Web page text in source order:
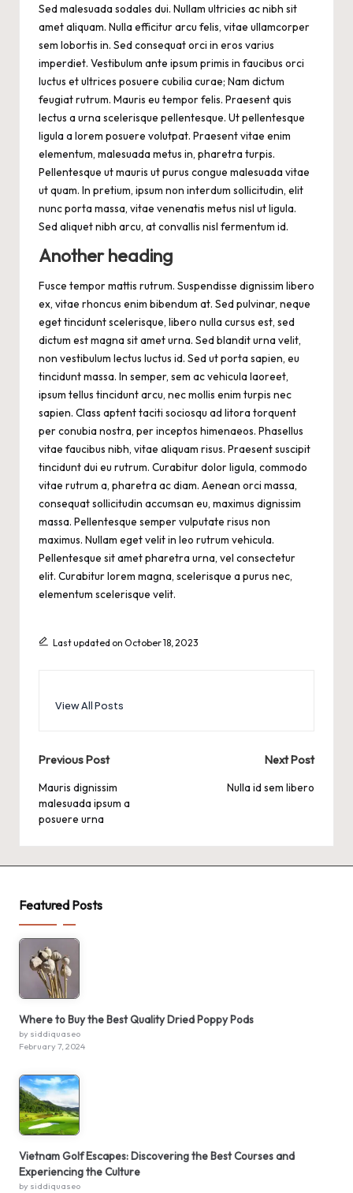
Sed malesuada sodales dui. Nullam ultricies ac nibh sit
amet aliquam. Nulla efficitur arcu felis, vitae ullamcorper
sem lobortis in. Sed consequat orci in eros varius
imperdiet. Vestibulum ante ipsum primis in faucibus orci
luctus et ultrices posuere cubilia curae; Nam dictum
feugiat rutrum. Mauris eu tempor felis. Praesent quis
lectus a urna scelerisque pellentesque. Ut pellentesque
ligula a lorem posuere volutpat. Praesent vitae enim
elementum, malesuada metus in, pharetra turpis.
Pellentesque ut mauris ut purus congue malesuada vitae
ut quam. In pretium, ipsum non interdum sollicitudin, elit
nunc porta massa, vitae venenatis metus nisl ut ligula.
Sed aliquet nibh arcu, at convallis nisl fermentum id.
Another heading
Fusce tempor mattis rutrum. Suspendisse dignissim libero
ex, vitae rhoncus enim bibendum at. Sed pulvinar, neque
eget tincidunt scelerisque, libero nulla cursus est, sed
dictum est magna sit amet urna. Sed blandit urna velit,
non vestibulum lectus luctus id. Sed ut porta sapien, eu
tincidunt massa. In semper, sem ac vehicula laoreet,
ipsum tellus tincidunt arcu, nec mollis enim turpis nec
sapien. Class aptent taciti sociosqu ad litora torquent
per conubia nostra, per inceptos himenaeos. Phasellus
vitae faucibus nibh, vitae aliquam risus. Praesent suscipit
tincidunt dui eu rutrum. Curabitur dolor ligula, commodo
vitae rutrum a, pharetra ac diam. Aenean orci massa,
consequat sollicitudin accumsan eu, maximus dignissim
massa. Pellentesque semper vulputate risus non
maximus. Nullam eget velit in leo rutrum vehicula.
Pellentesque sit amet pharetra urna, vel consectetur
elit. Curabitur lorem magna, scelerisque a purus nec,
elementum scelerisque velit.
Last updated on October 18, 2023
View All Posts
Post
navigation
Previous Post
Mauris dignissim
malesuada ipsum a
posuere urna
Next Post
Nulla id sem libero
Featured Posts
Where to Buy the Best Quality Dried Poppy Pods
by siddiquaseo
February 7, 2024
Vietnam Golf Escapes: Discovering the Best Courses and
Experiencing the Culture
by siddiquaseo